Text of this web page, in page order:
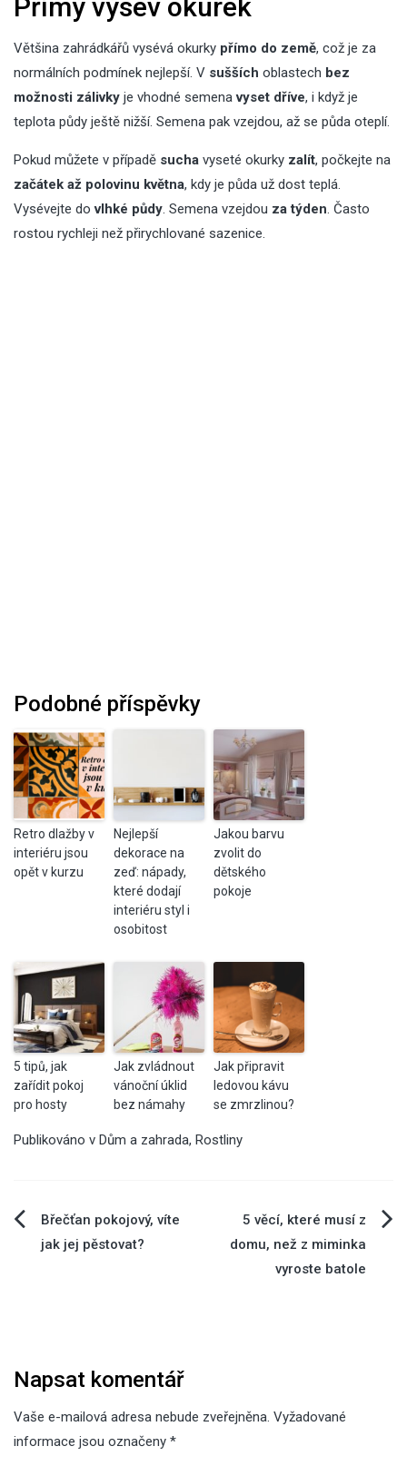
Přímý výsev okurek
Většina zahrádkářů vysévá okurky přímo do země, což je za
normálních podmínek nejlepší. V sušších oblastech bez
možnosti zálivky je vhodné semenavyset dříve, i když je
teplota půdy ještě nižší. Semena pak vzejdou, až se půda oteplí.
Pokud můžete v případě sucha vyseté okurky zalít, počkejte na
začátek až polovinu května, kdy je půda už dost teplá.
Vysévejte dovlhké půdy. Semena vzejdou za týden. Často
rostou rychleji než přirychlované sazenice.
Podobné příspěvky
Retro dlažby v
interiéru jsou
opět v kurzu
Nejlepší
dekorace na
zeď: nápady,
které dodají
interiéru styl i
osobitost
Jakou barvu
zvolit do
dětského
pokoje
5 tipů, jak
zařídit pokoj
pro hosty
Jak zvládnout
vánoční úklid
bez námahy
Jak připravit
ledovou kávu
se zmrzlinou?
Publikováno v Dům a zahrada, Rostliny
Navigace
Břečťan pokojový, víte
jak jej pěstovat?
5 věcí, které musí z
domu, než z miminka
vyroste batole
Napsat komentář
Vaše e-mailová adresa nebude zveřejněna. Vyžadované
informace jsou označeny *